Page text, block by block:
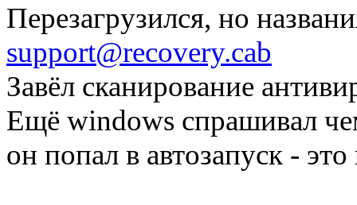
Перезагрузился, но
support@recovery.cab
Завёл сканирование
Ещё windows спрашивал
он попал в автозапуск -